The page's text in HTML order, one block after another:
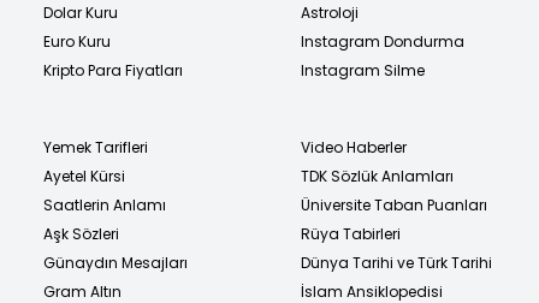
Dolar Kuru
Euro Kuru
Kripto Para Fiyatları
Astroloji
Instagram Dondurma
Instagram Silme
Yemek Tarifleri
Ayetel Kürsi
Saatlerin Anlamı
Aşk Sözleri
Günaydın Mesajları
Gram Altın
Video Haberler
TDK Sözlük Anlamları
Üniversite Taban Puanları
Rüya Tabirleri
Dünya Tarihi ve Türk Tarihi
İslam Ansiklopedisi